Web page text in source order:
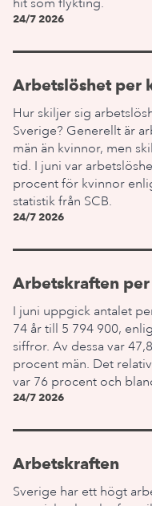
hit som flykting.
24/7 2026
Arbetslöshet per
Hur skiljer sig
Sverige? Generellt är
män än kvinnor, men
tid. I juni var
procent för kvinnor
statistik från SCB.
24/7 2026
Arbetskraften
I juni uppgick antalet
74 år till 5 794 900,
siffror. Av dessa var
procent män. Det
var 76 procent och
24/7 2026
Arbetskraften
Sverige har ett högt